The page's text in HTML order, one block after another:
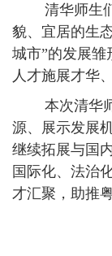
清华师生们
貌、宜居的生
城市”的发展雏
人才施展才华
本次清华师
源、展示发展
继续拓展与国
国际化、法治
才汇聚，助推